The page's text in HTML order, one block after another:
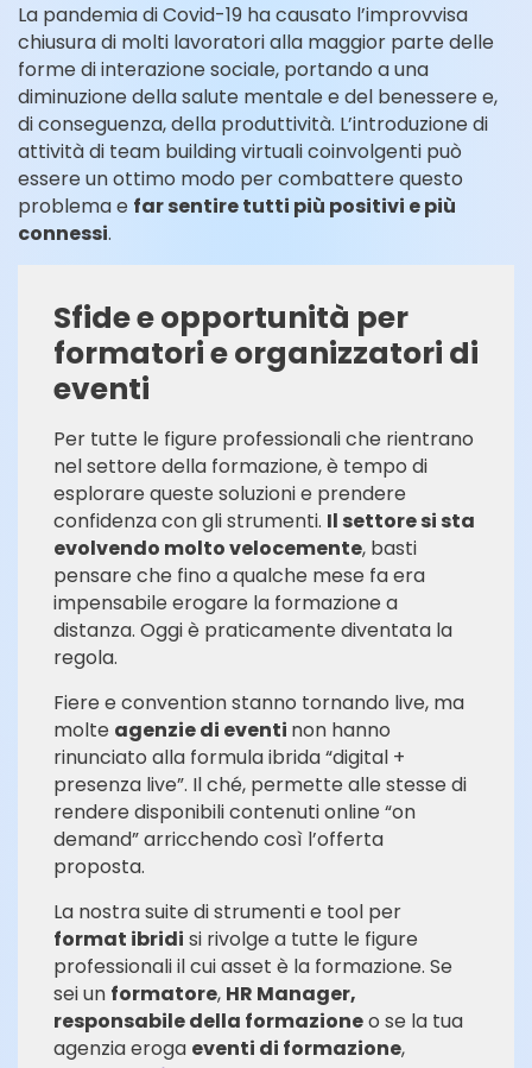
La pandemia di Covid-19 ha causato l’improvvisa
chiusura di molti lavoratori alla maggior parte delle
forme di interazione sociale, portando a una
diminuzione della salute mentale e del benessere e,
di conseguenza, della produttività. L’introduzione di
attività di team building virtuali coinvolgenti può
essere un ottimo modo per combattere questo
problema e far sentire tutti più positivi e più
connessi.
Sfide e opportunità per
formatori e organizzatori di
eventi
Per tutte le figure professionali che rientrano
nel settore della formazione, è tempo di
esplorare queste soluzioni e prendere
confidenza con gli strumenti. Il settore si sta
evolvendo molto velocemente, basti
pensare che fino a qualche mese fa era
impensabile erogare la formazione a
distanza. Oggi è praticamente diventata la
regola.
Fiere e convention stanno tornando live, ma
molte agenzie di eventi non hanno
rinunciato alla formula ibrida “digital +
presenza live”. Il ché, permette alle stesse di
rendere disponibili contenuti online “on
demand” arricchendo così l’offerta
proposta.
La nostra suite di strumenti e tool per
format ibridi si rivolge a tutte le figure
professionali il cui asset è la formazione. Se
sei un formatore, HR Manager,
responsabile della formazioneo se la tua
agenzia eroga eventi di formazione,